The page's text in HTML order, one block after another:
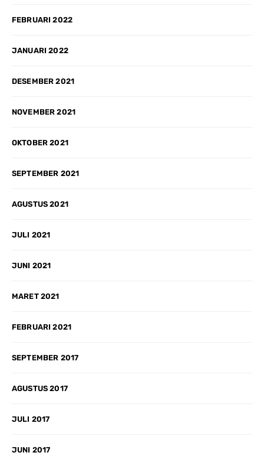
FEBRUARI 2022
JANUARI 2022
DESEMBER 2021
NOVEMBER 2021
OKTOBER 2021
SEPTEMBER 2021
AGUSTUS 2021
JULI 2021
JUNI 2021
MARET 2021
FEBRUARI 2021
SEPTEMBER 2017
AGUSTUS 2017
JULI 2017
JUNI 2017